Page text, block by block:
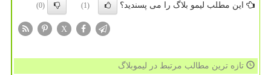
این مطلب لیمو بلاگ را می پسندید؟ (1)
(0)
X
تازه ترین مطالب مرتبط در لیموبلاگ